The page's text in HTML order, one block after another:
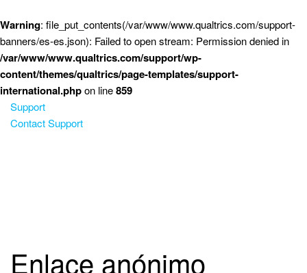
Warning: file_put_contents(/var/www/www.qualtrics.com/support-
banners/es-es.json): Failed to open stream: Permission denied in
/var/www/www.qualtrics.com/support/wp-
content/themes/qualtrics/page-templates/support-
international.phpon line859
Support
Contact Support
Enlace anónimo